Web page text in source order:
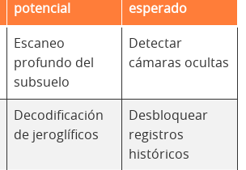
potencial
esperado
Escaneo
profundo del
subsuelo
Detectar
cámaras ocultas
Decodificación
de jeroglíficos
Desbloquear
registros
históricos